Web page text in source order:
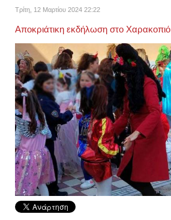
Τρίτη, 12 Μαρτίου 2024 22:22
Αποκριάτικη εκδήλωση στο Χαρακοπιό